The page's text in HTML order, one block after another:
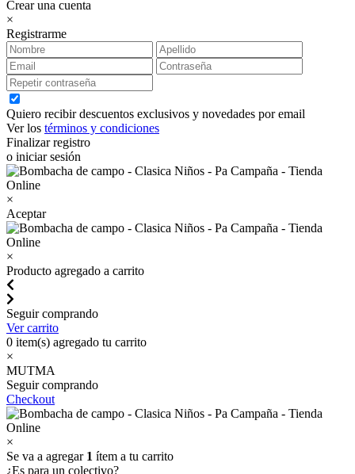
Crear una cuenta
×
Registrarme
Quiero recibir descuentos exclusivos y novedades por email
Ver los términos y condiciones
Finalizar registro
o iniciar sesión
×
Aceptar
×
Producto agregado a carrito
Seguir comprando
Ver carrito
0 item(s) agregado tu carrito
×
MUTMA
Seguir comprando
Checkout
×
Se va a agregar 1 ítem a tu carrito
¿Es para un colectivo?